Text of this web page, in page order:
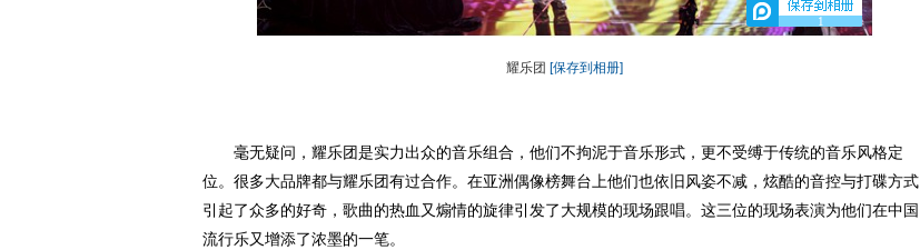
1
耀乐团 [保存到相册]
毫无疑问，耀乐团是实力出众的音乐组合，他们不拘泥于音乐形式，更不受缚于传统的音乐风格定
位。很多大品牌都与耀乐团有过合作。在亚洲偶像榜舞台上他们也依旧风姿不减，炫酷的音控与打碟方式
引起了众多的好奇，歌曲的热血又煽情的旋律引发了大规模的现场跟唱。这三位的现场表演为他们在中国
流行乐又增添了浓墨的一笔。